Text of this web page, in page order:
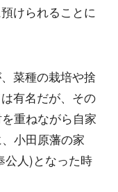
けられることに
菜種の栽培や捨
有名だが、その
重ねながら自家
小田原藩の家
公人)となった時